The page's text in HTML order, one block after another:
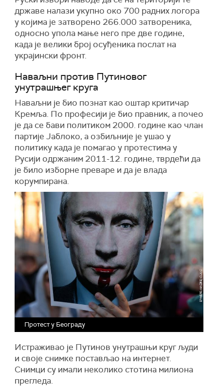
државе налази укупно око 700 радних логора
у којима је затворено 266.000 затвореника,
односно упола мање него пре две године,
када је велики број осуђеника послат на
украјински фронт.
Наваљни против Путиновог
унутрашњег круга
Наваљни је био познат као оштар критичар
Кремља. По професији је био правник, а почео
је да се бави политиком 2000. године као члан
партије Јаблоко, а озбиљније је ушао у
политику када је помагао у протестима у
Русији одржаним 2011-12. године, тврдећи да
је било изборне преваре и да је влада
корумпирана.
Протест у Београду
Истраживао је Путинов унутрашњи круг људи
и своје снимке постављао на интернет.
Снимци су имали неколико стотина милиона
прегледа.